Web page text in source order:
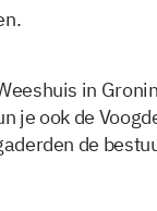
in
je ook de
de